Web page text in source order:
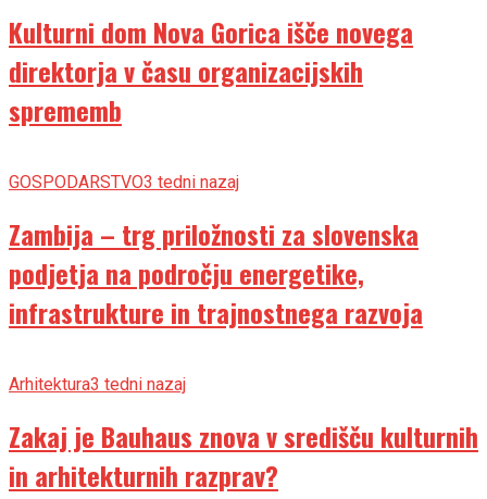
Kulturni dom Nova Gorica išče novega
direktorja v času organizacijskih
sprememb
GOSPODARSTVO3 tedni nazaj
Zambija – trg priložnosti za slovenska
podjetja na področju energetike,
infrastrukture in trajnostnega razvoja
Arhitektura3 tedni nazaj
Zakaj je Bauhaus znova v središču kulturnih
in arhitekturnih razprav?